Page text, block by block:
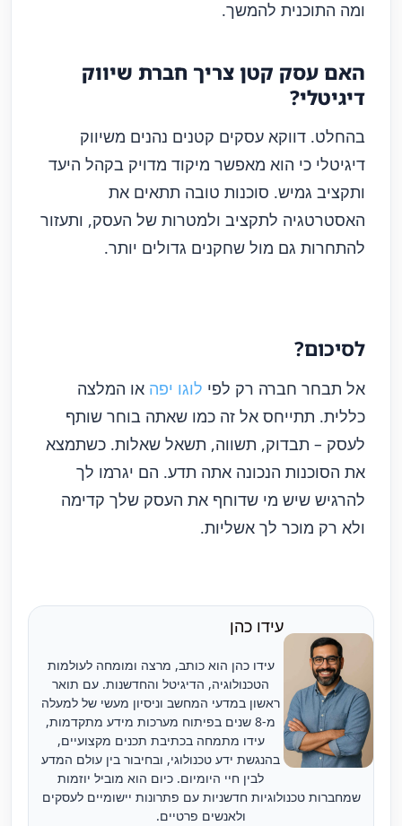
ומה התוכנית להמשך.
האם עסק קטן צריך חברת שיווק
דיגיטלי?
בהחלט. דווקא עסקים קטנים נהנים משיווק
דיגיטלי כי הוא מאפשר מיקוד מדויק בקהל היעד
ותקציב גמיש. סוכנות טובה תתאים את
האסטרטגיה לתקציב ולמטרות של העסק, ותעזור
להתחרות גם מול שחקנים גדולים יותר.
לסיכום?
אל תבחר חברה רק לפי לוגו יפה או המלצה
כללית. תתייחס אל זה כמו שאתה בוחר שותף
לעסק – תבדוק, תשווה, תשאל שאלות. כשתמצא
את הסוכנות הנכונה אתה תדע. הם יגרמו לך
להרגיש שיש מי שדוחף את העסק שלך קדימה
ולא רק מוכר לך אשליות.
עידו כהן
עידו כהן הוא כותב, מרצה ומומחה לעולמות
הטכנולוגיה, הדיגיטל והחדשנות. עם תואר
ראשון במדעי המחשב וניסיון מעשי של למעלה
מ-8 שנים בפיתוח מערכות מידע מתקדמות,
עידו מתמחה בכתיבת תכנים מקצועיים,
בהנגשת ידע טכנולוגי, ובחיבור בין עולם המדע
לבין חיי היומיום. כיום הוא מוביל יוזמות
שמחברות טכנולוגיות חדשניות עם פתרונות יישומיים לעסקים
ולאנשים פרטיים.